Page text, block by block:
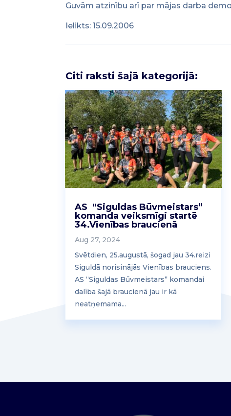
Guvām atzinību arī par mājas darba
Ielikts: 15.09.2006
Citi raksti šajā kategorijā:
AS “Siguldas Būvmeistars”
komanda veiksmīgi startē
34.Vienības braucienā
Aug 27, 2024
Svētdien, 25.augustā, šogad jau 34.reizi
Siguldā norisinājās Vienības brauciens.
AS “Siguldas Būvmeistars” komandai
dalība šajā braucienā jau ir kā
neatņemama...